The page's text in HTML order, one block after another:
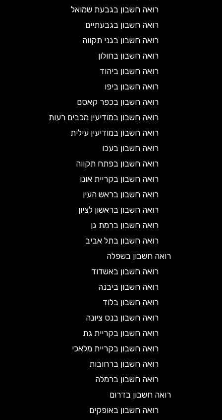
רואה חשבון בגבעת שמואל
רואה חשבון בגבעתיים
רואה חשבון בגני תקווה
רואה חשבון בחולון
רואה חשבון ביהוד
רואה חשבון ביפו
רואה חשבון בכפר קאסם
רואה חשבון במודיעין מכבים רעות
רואה חשבון במודיעין עילית
רואה חשבון בעכו
רואה חשבון בפתח תקווה
רואה חשבון בקריית אונו
רואה חשבון בראש העין
רואה חשבון בראשון לציון
רואה חשבון ברמת גן
רואה חשבון בתל אביב
רואה חשבון בשפלה
רואה חשבון באשדוד
רואה חשבון ביבנה
רואה חשבון בלוד
רואה חשבון בנס ציונה
רואה חשבון בקריית גת
רואה חשבון בקריית מלאכי
רואה חשבון ברחובות
רואה חשבון ברמלה
רואה חשבון בדרום
רואה חשבון באופקים